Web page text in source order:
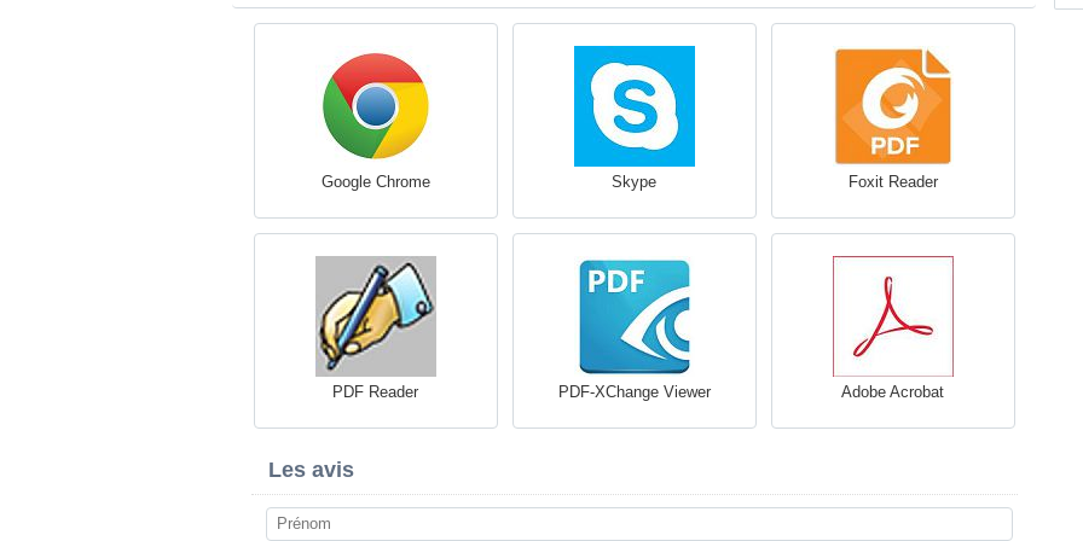
Google Chrome Skype Foxit Reader
PDF Reader PDF-XChange Viewer Adobe Acrobat
Les avis